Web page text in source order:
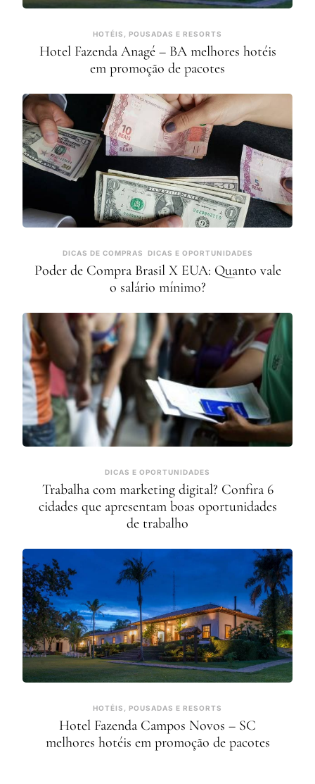
HOTÉIS, POUSADAS E RESORTS
Hotel Fazenda Anagé – BA melhores hotéis
em promoção de pacotes
DICAS DE COMPRAS DICAS E OPORTUNIDADES
Poder de Compra Brasil X EUA: Quanto vale
o salário mínimo?
DICAS E OPORTUNIDADES
Trabalha com marketing digital? Confira 6
cidades que apresentam boas oportunidades
de trabalho
HOTÉIS, POUSADAS E RESORTS
Hotel Fazenda Campos Novos – SC
melhores hotéis em promoção de pacotes